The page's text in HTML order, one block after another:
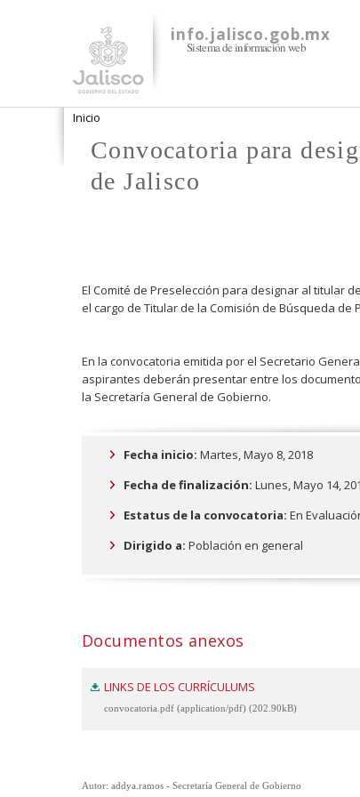
info.jalisco.gob.mx
Sistema de información web
Se encuentra usted aquí
Inicio
Convocatoria para
de Jalisco
El Comité de Preselección para designar al titular
el cargo de Titular de la Comisión de Búsqueda de
En la convocatoria emitida por el Secretario
aspirantes deberán presentar entre los
la Secretaría General de Gobierno.
Fecha inicio: Martes, Mayo 8, 2018
Fecha de finalización: Lunes, Mayo 14,
Estatus de la convocatoria: En
Dirigido a: Población en general
Documentos anexos
LINKS DE LOS CURRÍCULUMS
convocatoria.pdf (application/pdf) (202.90kB)
Autor: addya.ramos - Secretaría General de Gobierno